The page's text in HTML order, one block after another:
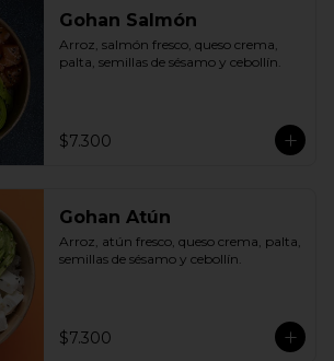
Gohan Salmón
Arroz, salmón fresco, queso crema,
palta, semillas de sésamo y cebollín.
$7.300
Gohan Atún
Arroz, atún fresco, queso crema, palta,
semillas de sésamo y cebollín.
$7.300